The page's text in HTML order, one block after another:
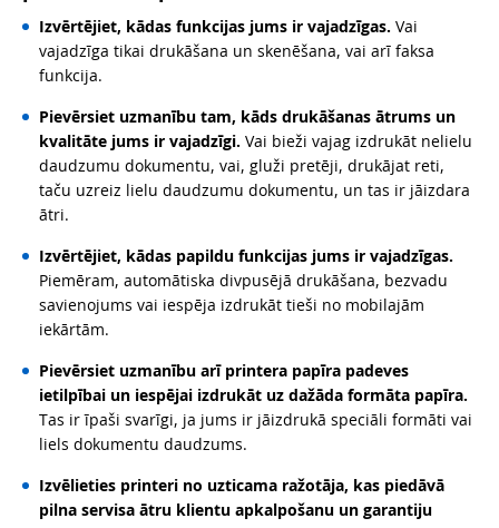
Izvērtējiet, kādas funkcijas jums ir vajadzīgas. Vai
vajadzīga tikai drukāšana un skenēšana, vai arī faksa
funkcija.
Pievērsiet uzmanību tam, kāds drukāšanas ātrums un
kvalitāte jums ir vajadzīgi. Vai bieži vajag izdrukāt nelielu
daudzumu dokumentu, vai, gluži pretēji, drukājat reti,
taču uzreiz lielu daudzumu dokumentu, un tas ir jāizdara
ātri.
Izvērtējiet, kādas papildu funkcijas jums ir vajadzīgas.
Piemēram, automātiska divpusējā drukāšana, bezvadu
savienojums vai iespēja izdrukāt tieši no mobilajām
iekārtām.
Pievērsiet uzmanību arī printera papīra padeves
ietilpībai un iespējai izdrukāt uz dažāda formāta papīra.
Tas ir īpaši svarīgi, ja jums ir jāizdrukā speciāli formāti vai
liels dokumentu daudzums.
Izvēlieties printeri no uzticama ražotāja, kas piedāvā
pilna servisa ātru klientu apkalpošanu un garantiju